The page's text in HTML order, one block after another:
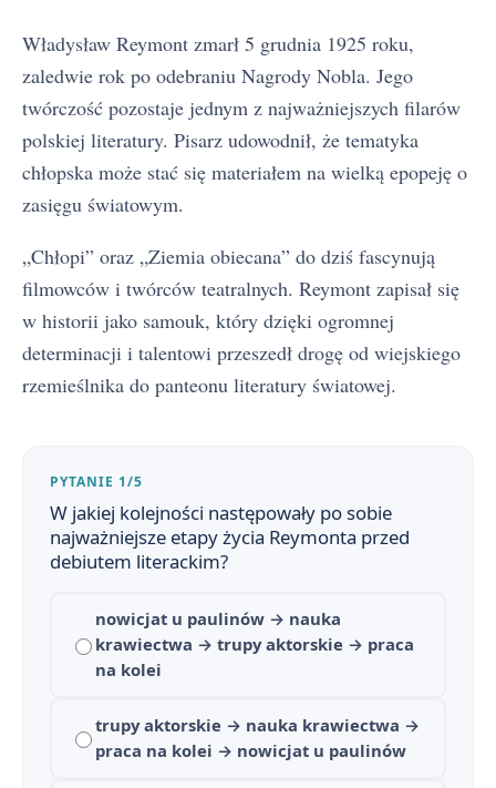
Władysław Reymont zmarł 5 grudnia 1925 roku,
zaledwie rok po odebraniu Nagrody Nobla. Jego
twórczość pozostaje jednym z najważniejszych filarów
polskiej literatury. Pisarz udowodnił, że tematyka
chłopska może stać się materiałem na wielką epopeję o
zasięgu światowym.
„Chłopi” oraz „Ziemia obiecana” do dziś fascynują
filmowców i twórców teatralnych. Reymont zapisał się
w historii jako samouk, który dzięki ogromnej
determinacji i talentowi przeszedł drogę od wiejskiego
rzemieślnika do panteonu literatury światowej.
PYTANIE 1/5
W jakiej kolejności następowały po sobie
najważniejsze etapy życia Reymonta przed
debiutem literackim?
nowicjat u paulinów → nauka
krawiectwa → trupy aktorskie → praca
na kolei
trupy aktorskie → nauka krawiectwa →
praca na kolei → nowicjat u paulinów
Chłopi - streszczenie krótkie i szczegółowe
Plan wydarzeń - Chłopi